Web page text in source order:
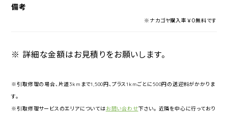
備考
※ナカゴヤ購入車￥０無料です
※ 詳細な金額はお見積りをお願いします。
※引取修理の場合、片道3kmまで1,500円、プラス1kmごとに500円の送迎料がかかりま
す。
※引取修理サービスのエリアについてはお問い合わせ下さい。 近隣を中心に行っており